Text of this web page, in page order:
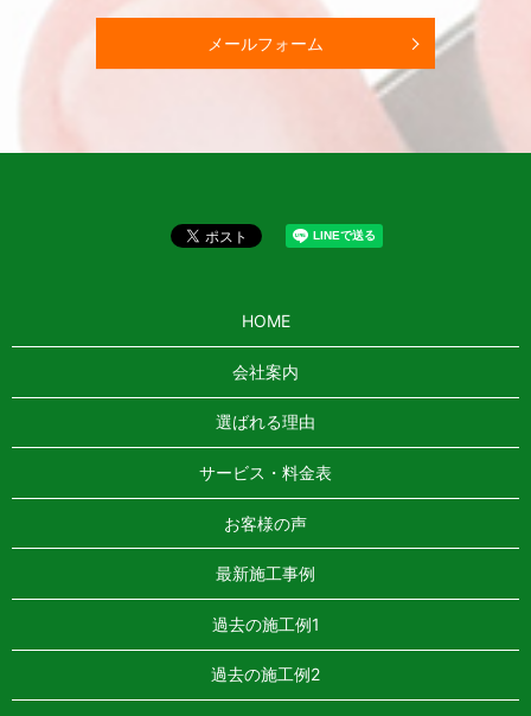
メールフォーム
HOME
会社案内
選ばれる理由
サービス・料金表
お客様の声
最新施工事例
過去の施工例1
過去の施工例2